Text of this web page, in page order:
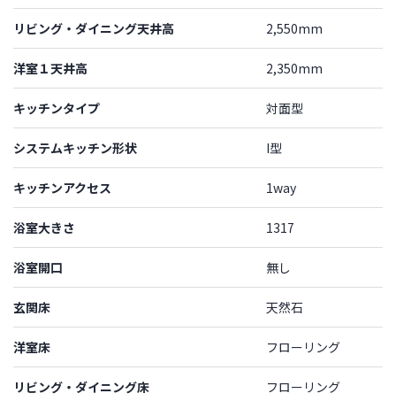
リビング・ダイニング天井高 2,550mm
洋室１天井高 2,350mm
キッチンタイプ 対面型
システムキッチン形状 I型
キッチンアクセス 1way
浴室大きさ 1317
浴室開口 無し
玄関床 天然石
洋室床 フローリング
リビング・ダイニング床 フローリング